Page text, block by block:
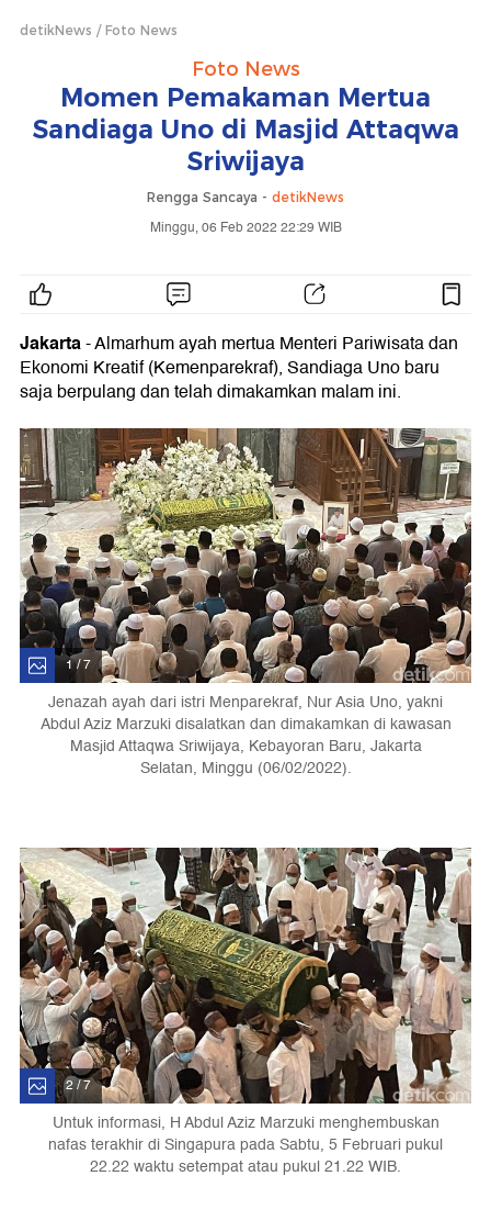
detikNews Foto News
Foto News
Momen Pemakaman Mertua
Sandiaga Uno di Masjid Attaqwa
Sriwijaya
Rengga Sancaya - detikNews
Minggu, 06 Feb 2022 22:29 WIB
Jakarta- Almarhum ayah mertua Menteri Pariwisata dan
Ekonomi Kreatif (Kemenparekraf), Sandiaga Uno baru
saja berpulang dan telah dimakamkan malam ini.
1 / 7
Jenazah ayah dari istri Menparekraf, Nur Asia Uno, yakni
Abdul Aziz Marzuki disalatkan dan dimakamkan di kawasan
Masjid Attaqwa Sriwijaya, Kebayoran Baru, Jakarta
Selatan, Minggu (06/02/2022).
2 / 7
Untuk informasi, H Abdul Aziz Marzuki menghembuskan
nafas terakhir di Singapura pada Sabtu, 5 Februari pukul
22.22 waktu setempat atau pukul 21.22 WIB.